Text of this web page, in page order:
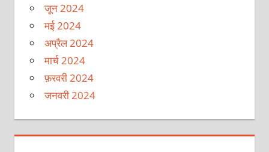
जून 2024
मई 2024
अप्रैल 2024
मार्च 2024
फ़रवरी 2024
जनवरी 2024